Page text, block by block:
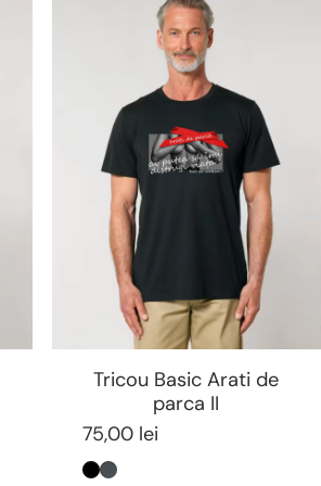
Tricou Basic Arati de
parca II
75,00 lei
Negru
Antracit